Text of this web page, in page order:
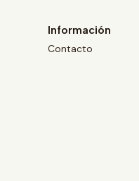
Información
Contacto